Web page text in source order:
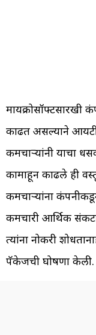
मायक्रोसॉफ्टसारखी
काढत असल्याने
कर्मचाऱ्यांनी याचा
कामाहून काढले ही
कर्मचाऱ्यांना
कर्मचारी आर्थिक
त्यांना नोकरी
पॅकेजची घोषणा केली.